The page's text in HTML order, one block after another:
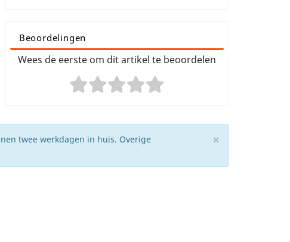
Beoordelingen
Wees de eerste om dit artikel te beoordelen
×
twee werkdagen in huis. Overige